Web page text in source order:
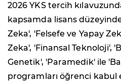
2026 YKS tercih
kapsamda lisans
Zeka', 'Felsefe ve Yapay
Zeka', 'Finansal Teknoloji',
Genetik', 'Paramedik' ile
programları öğrenci kabul